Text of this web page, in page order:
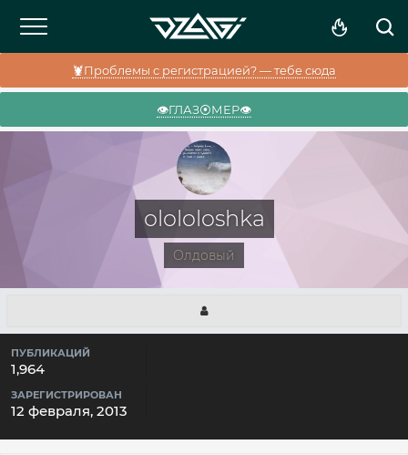
🦞Проблемы с регистрацией? — тебе сюда
👁️ГЛАЗ⦿МЕР👁️
olololoshka
Олдовый
ПУБЛИКАЦИЙ
1,964
ЗАРЕГИСТРИРОВАН
12 февраля, 2013